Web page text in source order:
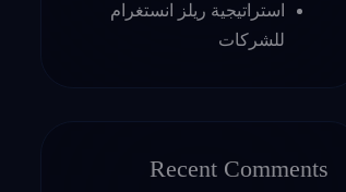
استراتيجية ريلز انستغرام
للشركات
Recent Comments